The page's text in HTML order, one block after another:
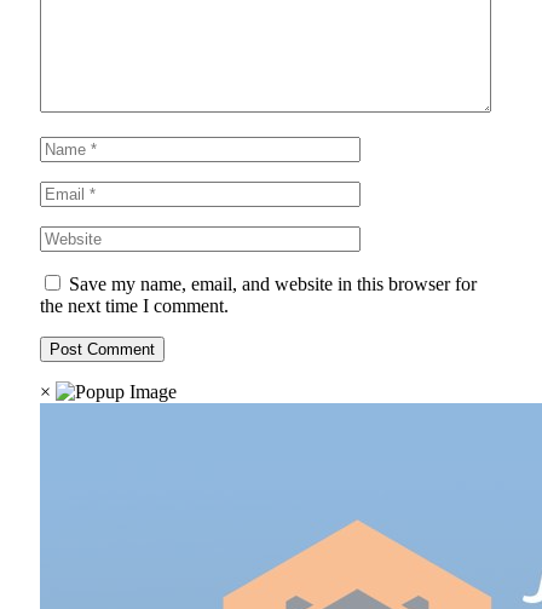
Save my name, email, and website in this browser for
the next time I comment.
×